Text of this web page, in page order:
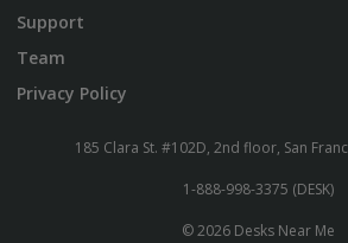
Support
Team
Privacy Policy
185 Clara St. #102D, 2nd floor, San
1-888-998-3375 (DESK)
© 2026 Desks Near Me